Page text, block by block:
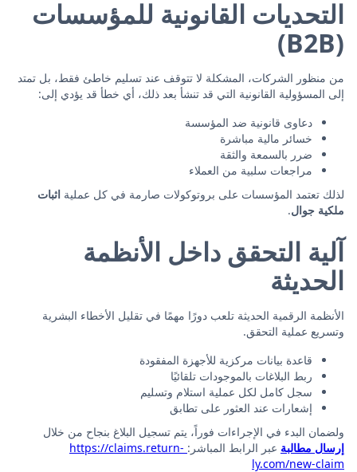
التحديات القانونية للمؤسسات
(B2B)
من منظور الشركات، المشكلة لا تتوقف عند تسليم خاطئ فقط، بل تمتد
إلى المسؤولية القانونية التي قد تنشأ بعد ذلك، أي خطأ قد يؤدي إلى:
دعاوى قانونية ضد المؤسسة
خسائر مالية مباشرة
ضرر بالسمعة والثقة
مراجعات سلبية من العملاء
لذلك تعتمد المؤسسات على بروتوكولات صارمة في كل عملية اثبات
ملكية جوال.
آلية التحقق داخل الأنظمة
الحديثة
الأنظمة الرقمية الحديثة تلعب دورًا مهمًا في تقليل الأخطاء البشرية
وتسريع عملية التحقق.
قاعدة بيانات مركزية للأجهزة المفقودة
ربط البلاغات بالموجودات تلقائيًا
سجل كامل لكل عملية استلام وتسليم
إشعارات عند العثور على تطابق
ولضمان البدء في الإجراءات فوراً، يتم تسجيل البلاغ بنجاح من خلال
إرسال مطالبة عبر الرابط المباشر: https://claims.return-
ly.com/new-claim